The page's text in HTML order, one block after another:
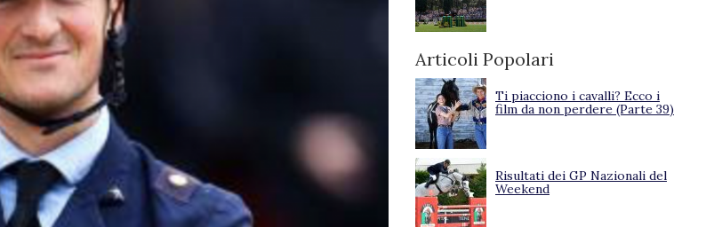
Articoli Popolari
Ti piacciono i cavalli? Ecco i
film da non perdere (Parte 39)
Risultati dei GP Nazionali del
Weekend